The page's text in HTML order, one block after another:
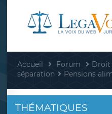
Accueil Forum Droit
séparation
Pensions
THÉMATIQUES